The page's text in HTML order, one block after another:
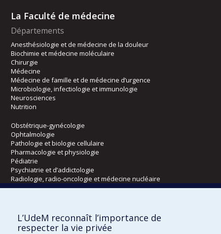
La Faculté de médecine
Départements
Anesthésiologie et de médecine de la douleur
Biochimie et médecine moléculaire
Chirurgie
Médecine
Médecine de famille et de médecine d’urgence
Microbiologie, infectiologie et immunologie
Neurosciences
Nutrition
Obstétrique-gynécologie
Ophtalmologie
Pathologie et biologie cellulaire
Pharmacologie et physiologie
Pédiatrie
Psychiatrie et d’addictologie
Radiologie, radio-oncologie et médecine nucléaire
Écoles
Kinésiologie et des sciences de l’activité physique
L’UdeM reconnaît l’importance de
respecter la vie privée